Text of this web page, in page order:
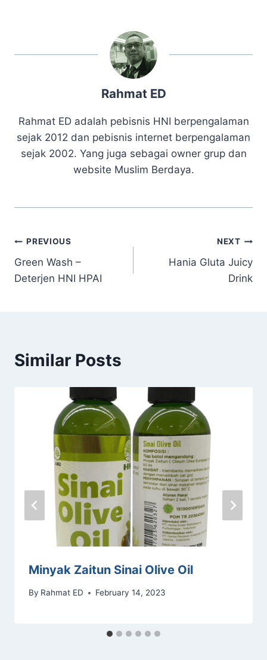
Rahmat ED
Rahmat ED adalah pebisnis HNI berpengalaman
sejak 2012 dan pebisnis internet berpengalaman
sejak 2002. Yang juga sebagai owner grup dan
website Muslim Berdaya.
PREVIOUS
Green Wash –
Deterjen HNI HPAI
NEXT
Hania Gluta Juicy
Drink
Similar Posts
Minyak Zaitun Sinai Olive Oil
By Rahmat ED February 14, 2023